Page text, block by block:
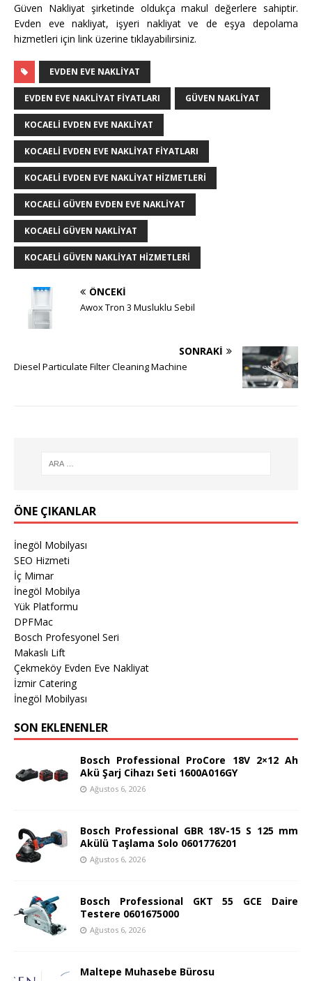
Güven Nakliyat şirketinde oldukça makul değerlere sahiptir.
Evden eve nakliyat, işyeri nakliyat ve de eşya depolama
hizmetleri için link üzerine tıklayabilirsiniz.
EVDEN EVE NAKLIYAT
EVDEN EVE NAKLIYAT FIYATLARI GÜVEN NAKLIYAT
KOCAELI EVDEN EVE NAKLIYAT
KOCAELI EVDEN EVE NAKLIYAT FIYATLARI
KOCAELI EVDEN EVE NAKLIYAT HIZMETLERI
KOCAELI GÜVEN EVDEN EVE NAKLIYAT
KOCAELI GÜVEN NAKLIYAT
KOCAELI GÜVEN NAKLIYAT HIZMETLERI
ÖNCEKI
Awox Tron 3 Musluklu Sebil
SONRAKI
Diesel Particulate Filter Cleaning Machine
ÖNE ÇIKANLAR
İnegöl Mobilyası
SEO Hizmeti
İç Mimar
İnegöl Mobilya
Yük Platformu
DPFMac
Bosch Profesyonel Seri
Makaslı Lift
Çekmeköy Evden Eve Nakliyat
İzmir Catering
İnegöl Mobilyası
SON EKLENENLER
Bosch Professional ProCore 18V 2×12 Ah
Akü Şarj Cihazı Seti 1600A016GY
Ağustos 6, 2026
Bosch Professional GBR 18V-15 S 125 mm
Akülü Taşlama Solo 0601776201
Ağustos 6, 2026
Bosch Professional GKT 55 GCE Daire
Testere 0601675000
Ağustos 6, 2026
Maltepe Muhasebe Bürosu